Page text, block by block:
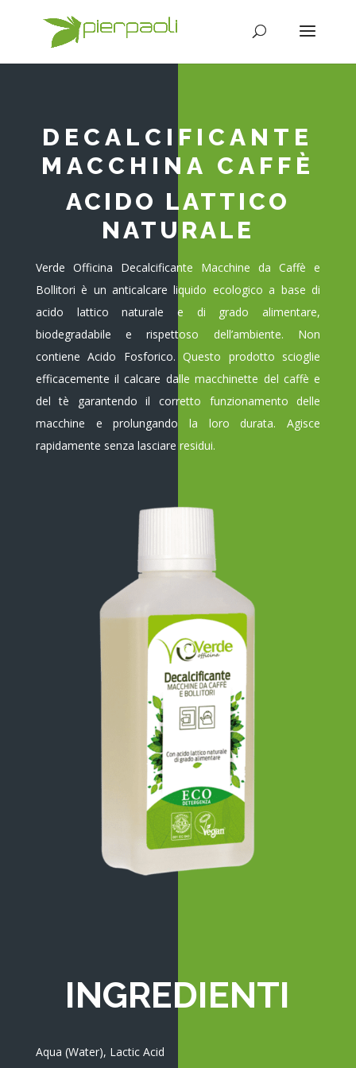
DECALCIFICANTE
MACCHINA CAFFÈ
ACIDO LATTICO
NATURALE
Verde Officina Decalcificante Macchine da Caffè e
Bollitori è un anticalcare liquido ecologico a base di
acido lattico naturale e di grado alimentare,
biodegradabile e rispettoso dell’ambiente. Non
contiene Acido Fosforico. Questo prodotto scioglie
efficacemente il calcare dalle macchinette del caffè e
del tè garantendo il corretto funzionamento delle
macchine e prolungando la loro durata. Agisce
rapidamente senza lasciare residui.
INGREDIENTI
Aqua (Water), Lactic Acid